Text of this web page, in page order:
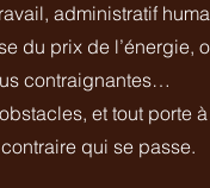
administratif
du prix de
contraignantes…
et tout porte
qui se passe.